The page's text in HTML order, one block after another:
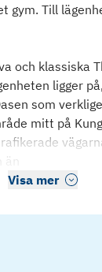
gym. Till
och klassiska
ligger
som
mitt på
Visa mer